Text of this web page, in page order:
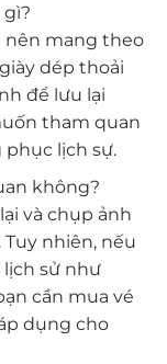
nên mang theo
dép thoải
để lưu lại
tham quan
lịch sự.
không?
và chụp ảnh
nhiên, nếu
sử như
cần mua vé
dụng cho